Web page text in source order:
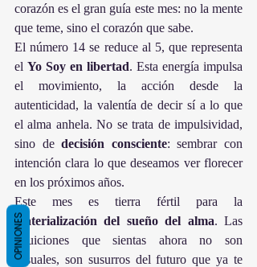
corazón es el gran guía este mes: no la mente
que teme, sino el corazón que sabe.
El número 14 se reduce al 5, que representa
el Yo Soy en libertad. Esta energía impulsa
el movimiento, la acción desde la
autenticidad, la valentía de decir sí a lo que
el alma anhela. No se trata de impulsividad,
sino de decisión consciente: sembrar con
intención clara lo que deseamos ver florecer
en los próximos años.
materialización del sueño del alma. Las
intuiciones que sientas ahora no son
casuales, son susurros del futuro que ya te
OPINIONES